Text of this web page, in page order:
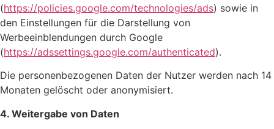
(https://policies.google.com/technologies/ads) sowie in
den Einstellungen für die Darstellung von
Werbeeinblendungen durch Google
(https://adssettings.google.com/authenticated).
Die personenbezogenen Daten der Nutzer werden nach 14
Monaten gelöscht oder anonymisiert.
4. Weitergabe von Daten